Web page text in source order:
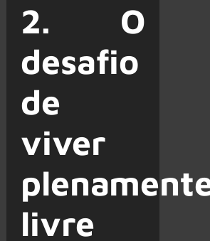
2. O
desafio
de
viver
livre